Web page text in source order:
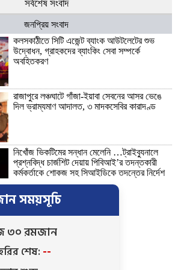
সর্বশেষ সংবাদ
জনপ্রিয় সংবাদ
কলসকাঠীতে সিটি এজেন্ট ব্যাংক আউটলেটের শুভ
উদ্বোধন, গ্রাহকদের ব্যাংকিং সেবা সম্পর্কে
অবহিতকরণ
রাজাপুরে লঞ্চঘাটে গাঁজা-ইয়াবা সেবনের আসর ভেঙে
দিল ভ্রাম্যমাণ আদালত, ৩ মাদকসেবির কারাদণ্ড
নিখোঁজ ভিকটিমের সন্ধান মেলেনি …ট্রাইব্যুনালে
প্রশ্নবিদ্ধ চার্জশিট দেয়ায় পিবিআই’র তদন্তকারী
কর্মকর্তাকে শোকজ সহ সিআইডিকে তদন্তের নির্দেশ
নতুন নেতৃত্বে এগিয়ে যাওয়ার প্রত্যয়ে বাকেরগঞ্জের
বাখরকাঠি বি আই টি বালিকা মাধ্যমিক বিদ্যালয়,
এডহক কমিটির অভিষেকে শিক্ষার মানোন্নয়নের
অঙ্গীকার
সময়সূচি
রমজান
শেষ: --